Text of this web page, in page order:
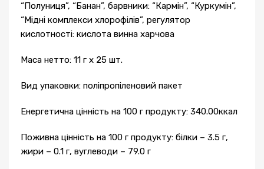
“Полуниця”, “Банан”, барвники: “Кармін”, “Куркумін”,
“Мідні комплекси хлорофілів”, регулятор
кислотності: кислота винна харчова
Маса нетто: 11 г х 25 шт.
Вид упаковки: поліпропіленовий пакет
Енергетична цінність на 100 г продукту: 340.00ккал
Поживна цінність на 100 г продукту: білки – 3.5 г,
жири – 0.1 г, вуглеводи – 79.0 г